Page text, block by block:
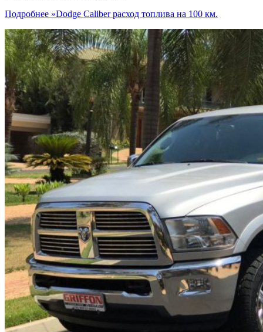
Подробнее »Dodge Caliber расход топлива на 100 км.